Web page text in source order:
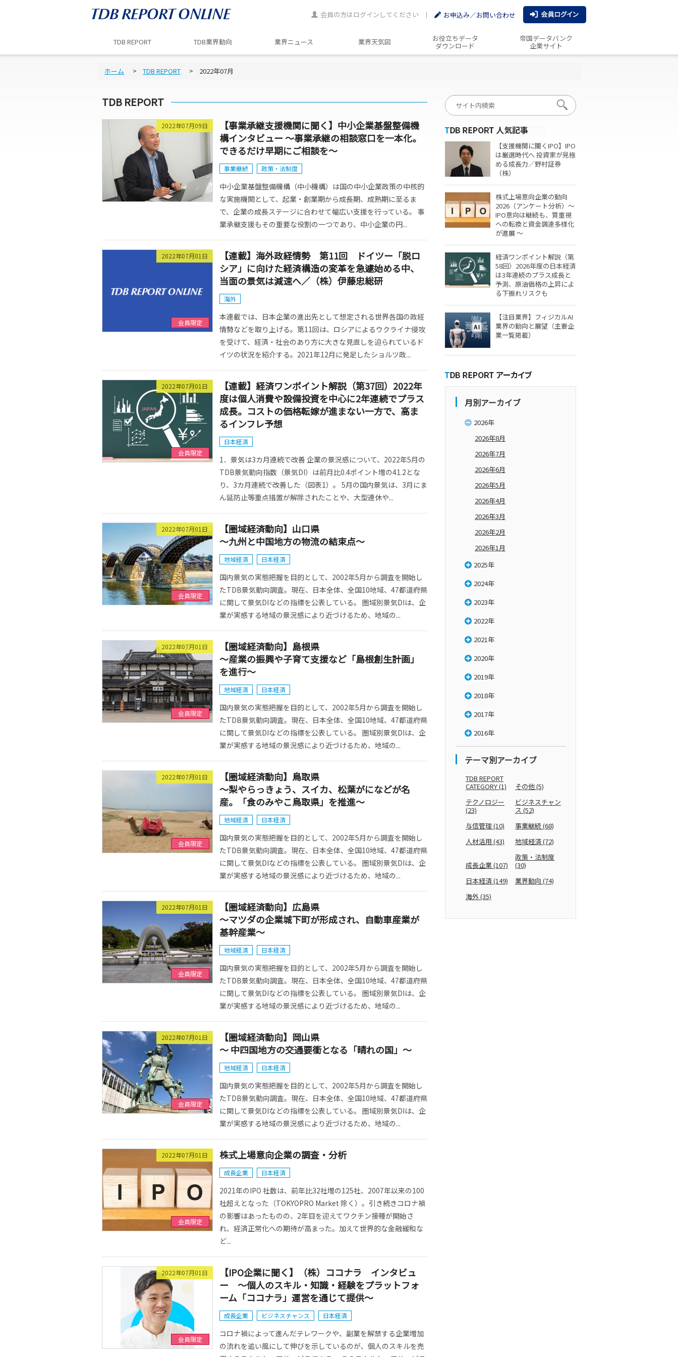
会員の方はログインしてください お申込み／お問い合わせ
TDB REPORT TDB業界動向 業界ニュース 業界天気図 お役立ちデータ
ダウンロード
帝国データバンク
企業サイト
ホーム TDB REPORT 2022年07月
TDB REPORT
2022年07月09日
【事業承継支援機関に聞く】中小企業基盤整備機
構インタビュー ～事業承継の相談窓口を一本化。
できるだけ早期にご相談を～
事業継続 政策・法制度
中小企業基盤整備機構（中小機構）は国の中小企業政策の中核的
な実施機関として、起業・創業期から成長期、成熟期に至るま
で、企業の成長ステージに合わせて幅広い支援を行っている。 事
業承継支援もその重要な役割の一つであり、中小企業の円...
2022年07月01日
会員限定
【連載】海外政経情勢 第11回 ドイツー「脱ロ
シア」に向けた経済構造の変革を急遽始める中、
当面の景気は減速へ／（株）伊藤忠総研
海外
本連載では、日本企業の進出先として想定される世界各国の政経
情勢などを取り上げる。第11回は、ロシアによるウクライナ侵攻
を受けて、経済・社会のあり方に大きな見直しを迫られているド
イツの状況を紹介する。2021年12月に発足したショルツ政...
2022年07月01日
会員限定
【連載】経済ワンポイント解説（第37回）2022年
度は個人消費や設備投資を中心に2年連続でプラス
成長。コストの価格転嫁が進まない一方で、高ま
るインフレ予想
日本経済
1．景気は3カ月連続で改善 企業の景況感について、2022年5月の
TDB景気動向指数（景気DI）は前月比0.4ポイント増の41.2とな
り、3カ月連続で改善した（図表1）。 5月の国内景気は、3月にま
ん延防止等重点措置が解除されたことや、大型連休や...
2022年07月01日
会員限定
【圏域経済動向】山口県
～九州と中国地方の物流の結束点～
地域経済 日本経済
国内景気の実態把握を目的として、2002年5月から調査を開始し
たTDB景気動向調査。現在、日本全体、全国10地域、47都道府県
に関して景気DIなどの指標を公表している。 圏域別景気DIは、企
業が実感する地域の景況感により近づけるため、地域の...
2022年07月01日
会員限定
【圏域経済動向】島根県
～産業の振興や子育て支援など「島根創生計画」
を進行～
地域経済 日本経済
国内景気の実態把握を目的として、2002年5月から調査を開始し
たTDB景気動向調査。現在、日本全体、全国10地域、47都道府県
に関して景気DIなどの指標を公表している。 圏域別景気DIは、企
業が実感する地域の景況感により近づけるため、地域の...
2022年07月01日
会員限定
【圏域経済動向】鳥取県
～梨やらっきょう、スイカ、松葉がになどが名
産。「食のみやこ鳥取県」を推進～
地域経済 日本経済
国内景気の実態把握を目的として、2002年5月から調査を開始し
たTDB景気動向調査。現在、日本全体、全国10地域、47都道府県
に関して景気DIなどの指標を公表している。 圏域別景気DIは、企
業が実感する地域の景況感により近づけるため、地域の...
2022年07月01日
会員限定
【圏域経済動向】広島県
～マツダの企業城下町が形成され、自動車産業が
基幹産業～
地域経済 日本経済
国内景気の実態把握を目的として、2002年5月から調査を開始し
たTDB景気動向調査。現在、日本全体、全国10地域、47都道府県
に関して景気DIなどの指標を公表している。 圏域別景気DIは、企
業が実感する地域の景況感により近づけるため、地域の...
2022年07月01日
会員限定
【圏域経済動向】岡山県
～ 中四国地方の交通要衝となる「晴れの国」～
地域経済 日本経済
国内景気の実態把握を目的として、2002年5月から調査を開始し
たTDB景気動向調査。現在、日本全体、全国10地域、47都道府県
に関して景気DIなどの指標を公表している。 圏域別景気DIは、企
業が実感する地域の景況感により近づけるため、地域の...
2022年07月01日
会員限定
株式上場意向企業の調査・分析
成長企業 日本経済
2021年のIPO 社数は、前年比32社増の125社、2007年以来の100
社超えとなった（TOKYOPRO Market 除く）。引き続きコロナ禍
の影響はあったものの、2年目を迎えてワクチン接種が開始さ
れ、経済正常化への期待が高まった。加えて世界的な金融緩和な
ど...
2022年07月01日
会員限定
【IPO企業に聞く】（株）ココナラ インタビュ
ー ～個人のスキル・知識・経験をプラットフォ
ーム「ココナラ」運営を通じて提供～
成長企業 ビジネスチャンス 日本経済
コロナ禍によって進んだテレワークや、副業を解禁する企業増加
の流れを追い風にして伸びを示しているのが、個人のスキルを売
【支援機関に聞くIPO】IPO
は厳選時代へ 投資家が見極
める成長力／野村証券
（株）
株式上場意向企業の動向
2026（アンケート分析）～
IPO意向は継続も、質重視
への転換と資金調達多様化
が進展 ～
経済ワンポイント解説（第
58回）2026年度の日本経済
は3年連続のプラス成長と
予測、原油価格の上昇によ
る下振れリスクも
【注目業界】フィジカルAI
業界の動向と展望（主要企
業一覧掲載）
月別アーカイブ
2026年
2026年8月
2026年7月
2026年6月
2026年5月
2026年4月
2026年3月
2026年2月
2026年1月
2025年
2024年
2023年
2022年
2021年
2020年
2019年
2018年
2017年
2016年
テーマ別アーカイブ
TDB REPORT
CATEGORY(1) その他(5)
テクノロジー
(23)
ビジネスチャン
ス (52)
与信管理(10) 事業継続(68)
人材活用 (43) 地域経済(72)
成長企業(107)
政策・法制度
(30)
日本経済(149) 業界動向 (74)
海外(35)